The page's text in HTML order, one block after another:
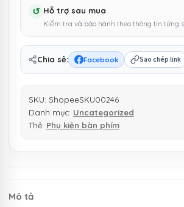
↺ Hỗ trợ sau mua
Kiểm tra và bảo hành theo thông tin từng
Chia sẻ: Facebook Sao chép link
SKU: ShopeeSKU00246
Danh mục: Uncategorized
Thẻ: Phụ kiện bàn phím
Mô tả